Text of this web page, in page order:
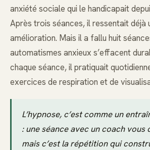
anxiété sociale qui le handicapait
Après trois séances, il ressentait déjà
amélioration. Mais il a fallu huit
automatismes anxieux s’effacent
chaque séance, il pratiquait
exercices de respiration et de
L’hypnose, c’est comme un
: une séance avec un coach vous
mais c’est la répétition qui